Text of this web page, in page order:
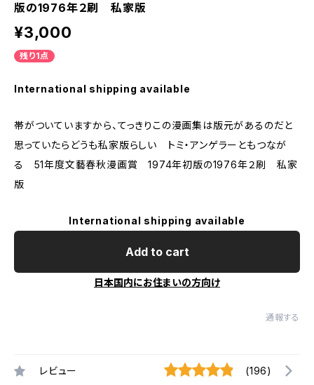
版の1976年２刷 私家版
¥3,000
残り1点
International shipping available
帯がついていますから、てっきりこの漫画集は版元があるのだと
思っていたらどうも私家版らしい トミ・アンゲラーともつなが
る 51年度文藝春秋漫画賞 1974年初版の1976年２刷 私家
版
International shipping available
Add to cart
日本国内にお住まいの方向け
通報する
レビュー (196)